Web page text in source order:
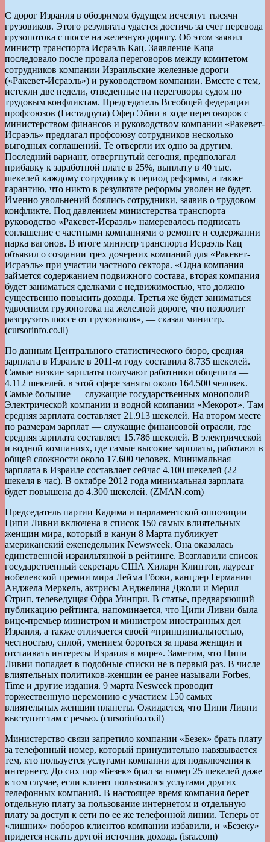
С дорог Израиля в обозримом будущем исчезнут тысячи
грузовиков. Этого результата удастся достичь за счет перевода
грузопотока с шоссе на железную дорогу. Об этом заявил
министр транспорта Исраэль Кац. Заявление Каца
последовало после провала переговоров между комитетом
сотрудников компании Израильские железные дороги
(«Ракевет-Исраэль») и руководством компании. Вместе с тем,
истекли две недели, отведенные на переговоры судом по
трудовым конфликтам. Председатель Всеобщей федерации
профсоюзов (Гистадрута) Офер Эйни в ходе переговоров с
министерством финансов и руководством компании «Ракевет-
Исраэль» предлагал профсоюзу сотрудников несколько
выгодных соглашений. Те отвергли их одно за другим.
Последний вариант, отвергнутый сегодня, предполагал
прибавку к заработной плате в 25%, выплату в 40 тыс.
шекелей каждому сотруднику в период реформы, а также
гарантию, что никто в результате реформы уволен не будет.
Именно увольнений боялись сотрудники, заявив о трудовом
конфликте. Под давлением министерства транспорта
руководство «Ракевет-Исраэль» намеревалось подписать
соглашение с частными компаниями о ремонте и содержании
парка вагонов. В итоге министр транспорта Исраэль Кац
объявил о создании трех дочерних компаний для «Ракевет-
Исраэль» при участии частного сектора. «Одна компания
займется содержанием подвижного состава, вторая компания
будет заниматься сделками с недвижимостью, что должно
существенно повысить доходы. Третья же будет заниматься
удвоением грузопотока на железной дороге, что позволит
разгрузить шоссе от грузовиков», — сказал министр.
(cursorinfo.co.il)
По данным Центрального статистического бюро, средняя
зарплата в Израиле в 2011-м году составила 8.735 шекелей.
Самые низкие зарплаты получают работники общепита —
4.112 шекелей. в этой сфере заняты около 164.500 человек.
Самые большие — служащие государственных монополий —
Электрической компании и водной компании «Мекорот». Там
средняя зарплата составляет 21.913 шекелей. На втором месте
по размерам зарплат — служащие финансовой отрасли, где
средняя зарплата составляет 15.786 шекелей. В электрической
и водной компаниях, где самые высокие зарплаты, работают в
общей сложности около 17.600 человек. Минимальная
зарплата в Израиле составляет сейчас 4.100 шекелей (22
шекеля в час). В октябре 2012 года минимальная зарплата
будет повышена до 4.300 шекелей. (ZMAN.com)
Председатель партии Кадима и парламентской оппозиции
Ципи Ливни включена в список 150 самых влиятельных
женщин мира, который в канун 8 Марта публикует
американский еженедельник Newsweek. Она оказалась
единственной израильтянкой в рейтинге. Возглавили список
государственный секретарь США Хилари Клинтон, лауреат
нобелевской премии мира Лейма Гбови, канцлер Германии
Анджела Меркель, актрисы Анджелина Джоли и Мерил
Стрип, телеведущая Офра Уинпри. В статье, предваряющий
публикацию рейтинга, напоминается, что Ципи Ливни была
вице-премьер министром и министром иностранных дел
Израиля, а также отличается своей «принципиальностью,
честностью, силой, умением бороться за права женщин и
отстаивать интересы Израиля в мире». Заметим, что Ципи
Ливни попадает в подобные списки не в первый раз. В числе
влиятельных политиков-женщин ее ранее называли Forbes,
Time и другие издания. 9 марта Nesweek проводит
торжественную церемонию с участием 150 самых
влиятельных женщин планеты. Ожидается, что Ципи Ливни
выступит там с речью. (cursorinfo.co.il)
Министерство связи запретило компании «Безек» брать плату
за телефонный номер, который принудительно навязывается
тем, кто пользуется услугами компании для подключения к
интернету. До сих пор «Безек» брал за номер 25 шекелей даже
в том случае, если клиент пользовался услугами других
телефонных компаний. В настоящее время компания берет
отдельную плату за пользование интернетом и отдельную
плату за доступ к сети по ее же телефонной линии. Теперь от
«лишних» поборов клиентов компании избавили, и «Безеку»
придется искать другой источник дохода. (isra.com)